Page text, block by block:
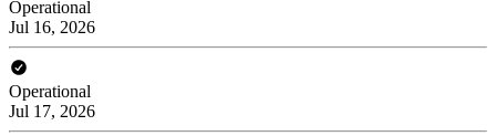
Operational
Jul 16, 2026
Operational
Jul 17, 2026